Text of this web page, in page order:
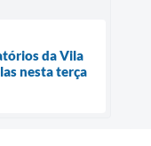
da Vila
nesta terça